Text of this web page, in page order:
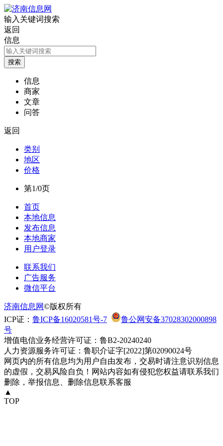
输入关键词搜索
返回
信息
信息
商家
文章
问答
返回
类别
地区
价格
第1/0页
首页
本地信息
发布信息
本地商家
用户登录
联系我们
广告服务
微信平台
济南信息网©版权所有
ICP证： 鲁ICP备16020581号-7
鲁公网安备37028302000898
号
增值电信业务经营许可证：鲁B2-20240240
人力资源服务许可证：鲁职介证字[2022]第02090024号
网页内的所有信息均为用户自由发布，交易时请注意识别信息
的虚假，交易风险自负！网站内容如有侵犯您权益请联系我们
删除，举报信息、删除信息联系客服
▲
TOP